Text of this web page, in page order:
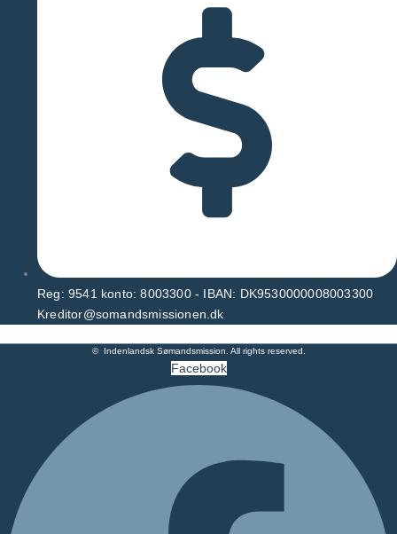
Reg: 9541 konto: 8003300 - IBAN: DK9530000008003300
Kreditor@somandsmissionen.dk
© Indenlandsk Sømandsmission. All rights reserved.
Facebook